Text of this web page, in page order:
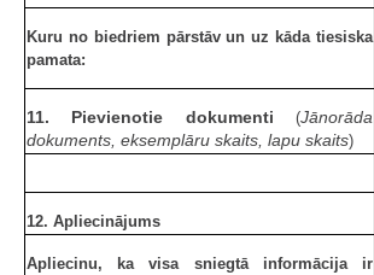
Kuru no biedriem pārstāv un uz kāda tiesiska
pamata:
11. Pievienotie dokumenti (Jānorāda
dokuments, eksemplāru skaits, lapu skaits)
12. Apliecinājums
Apliecinu, ka visa sniegtā informācija ir